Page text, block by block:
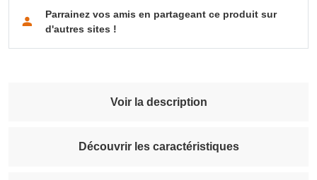
Parrainez vos amis en partageant ce produit sur
d'autres sites !
Voir la description
Découvrir les caractéristiques